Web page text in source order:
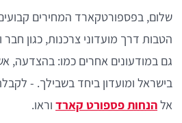
שלום, בפספורטקארד המחירים
הטבות דרך מועדוני צרכנות, כגון חבר
גם במודעונים אחרים כמו: בהצדעה,
בישראל ומועדון ביחד בשבילך. -
אלהנחות פספורט קארד וראו.